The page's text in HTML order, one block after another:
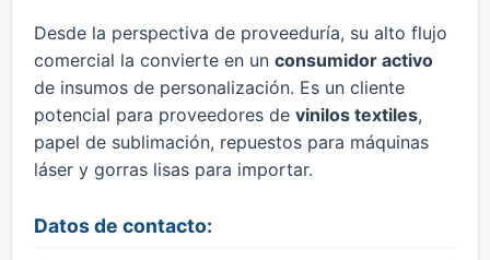
Desde la perspectiva de proveeduría, su alto flujo
comercial la convierte en un consumidor activo
de insumos de personalización. Es un cliente
potencial para proveedores de vinilos textiles,
papel de sublimación, repuestos para máquinas
láser y gorras lisas para importar.
Datos de contacto: